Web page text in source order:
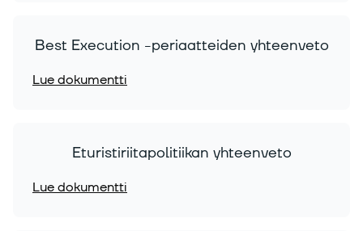
Best Execution -periaatteiden yhteenveto
Lue dokumentti
Eturistiriitapolitiikan yhteenveto
Lue dokumentti